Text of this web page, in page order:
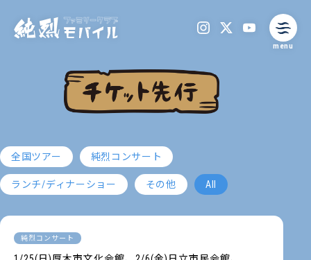
menu
全国ツアー 純烈コンサート
ランチ/ディナーショー その他 All
純烈コンサート